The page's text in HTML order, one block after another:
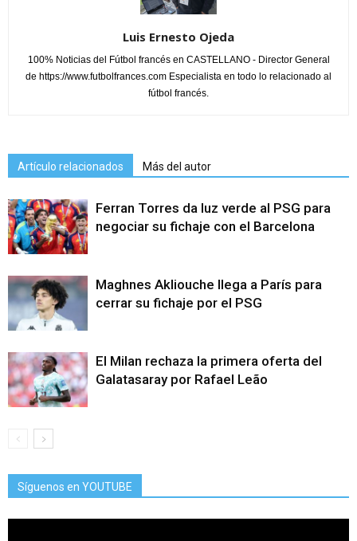
Luis Ernesto Ojeda
100% Noticias del Fútbol francés en CASTELLANO - Director General
de https://www.futbolfrances.com Especialista en todo lo relacionado al
fútbol francés.
Artículo relacionados Más del autor
Ferran Torres da luz verde al PSG para
negociar su fichaje con el Barcelona
Maghnes Akliouche llega a París para
cerrar su fichaje por el PSG
El Milan rechaza la primera oferta del
Galatasaray por Rafael Leão
Síguenos en YOUTUBE